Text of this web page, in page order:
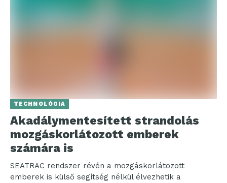
TECHNOLÓGIA
Akadálymentesített strandolás
mozgáskorlátozott emberek
számára is
SEATRAC rendszer révén a mozgáskorlátozott
emberek is külső segítség nélkül élvezhetik a